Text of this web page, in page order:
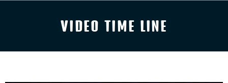
VIDEO TIME LINE